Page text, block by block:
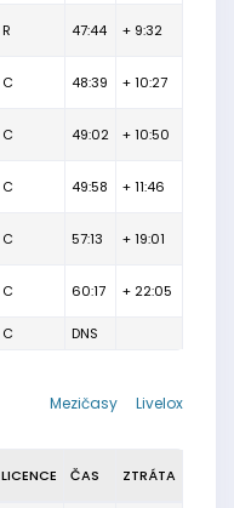
R 47:44 + 9:32
C 48:39 + 10:27
C 49:02 + 10:50
C 49:58 + 11:46
C 57:13 + 19:01
C 60:17 + 22:05
C DNS
Livelox
Mezičasy
LICENCE ČAS ZTRÁTA